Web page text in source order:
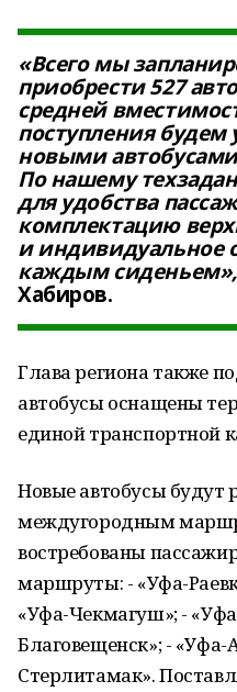
«Всего мы
приобрести 527
средней
поступления
новыми
По нашему
для удобства
комплектацию
и индивидуальное
каждым сиденьем»,
Хабиров.
Глава региона также
автобусы оснащены
единой транспортной
Новые автобусы будут
междугородным
востребованы
маршруты: - «Уфа-
«Уфа-Чекмагуш»; -
Благовещенск»; - «Уфа-
Стерлитамак».